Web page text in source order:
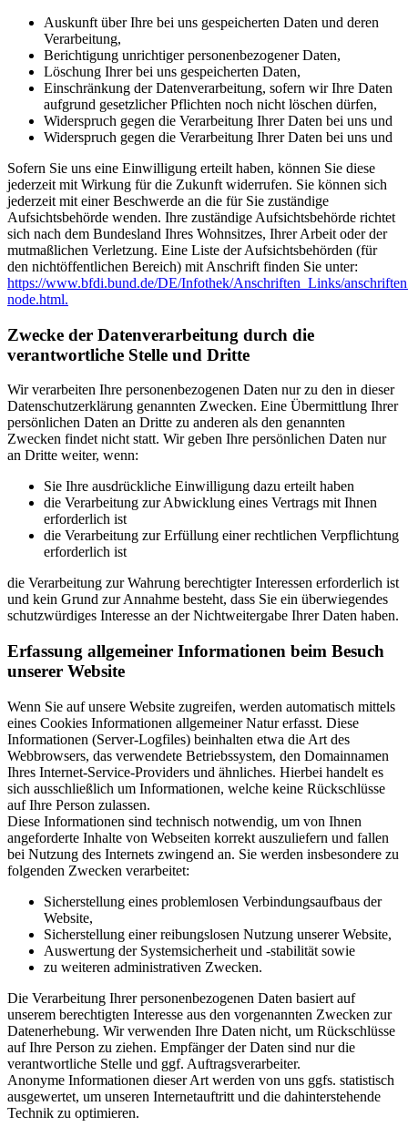
Auskunft über Ihre bei uns gespeicherten Daten und deren
Verarbeitung,
Berichtigung unrichtiger personenbezogener Daten,
Löschung Ihrer bei uns gespeicherten Daten,
Einschränkung der Datenverarbeitung, sofern wir Ihre Daten
aufgrund gesetzlicher Pflichten noch nicht löschen dürfen,
Widerspruch gegen die Verarbeitung Ihrer Daten bei uns und
Widerspruch gegen die Verarbeitung Ihrer Daten bei uns und
Sofern Sie uns eine Einwilligung erteilt haben, können Sie diese
jederzeit mit Wirkung für die Zukunft widerrufen. Sie können sich
jederzeit mit einer Beschwerde an die für Sie zuständige
Aufsichtsbehörde wenden. Ihre zuständige Aufsichtsbehörde richtet
sich nach dem Bundesland Ihres Wohnsitzes, Ihrer Arbeit oder der
mutmaßlichen Verletzung. Eine Liste der Aufsichtsbehörden (für
den nichtöffentlichen Bereich) mit Anschrift finden Sie unter:
https://www.bfdi.bund.de/DE/Infothek/Anschriften_Links/
node.html.
Zwecke der Datenverarbeitung durch die
verantwortliche Stelle und Dritte
Wir verarbeiten Ihre personenbezogenen Daten nur zu den in dieser
Datenschutzerklärung genannten Zwecken. Eine Übermittlung Ihrer
persönlichen Daten an Dritte zu anderen als den genannten
Zwecken findet nicht statt. Wir geben Ihre persönlichen Daten nur
an Dritte weiter, wenn:
Sie Ihre ausdrückliche Einwilligung dazu erteilt haben
die Verarbeitung zur Abwicklung eines Vertrags mit Ihnen
erforderlich ist
die Verarbeitung zur Erfüllung einer rechtlichen Verpflichtung
erforderlich ist
die Verarbeitung zur Wahrung berechtigter Interessen erforderlich ist
und kein Grund zur Annahme besteht, dass Sie ein überwiegendes
schutzwürdiges Interesse an der Nichtweitergabe Ihrer Daten haben.
Erfassung allgemeiner Informationen beim Besuch
unserer Website
Wenn Sie auf unsere Website zugreifen, werden automatisch mittels
eines Cookies Informationen allgemeiner Natur erfasst. Diese
Informationen (Server-Logfiles) beinhalten etwa die Art des
Webbrowsers, das verwendete Betriebssystem, den Domainnamen
Ihres Internet-Service-Providers und ähnliches. Hierbei handelt es
sich ausschließlich um Informationen, welche keine Rückschlüsse
auf Ihre Person zulassen.
Diese Informationen sind technisch notwendig, um von Ihnen
angeforderte Inhalte von Webseiten korrekt auszuliefern und fallen
bei Nutzung des Internets zwingend an. Sie werden insbesondere zu
folgenden Zwecken verarbeitet:
Sicherstellung eines problemlosen Verbindungsaufbaus der
Website,
Sicherstellung einer reibungslosen Nutzung unserer Website,
Auswertung der Systemsicherheit und -stabilität sowie
zu weiteren administrativen Zwecken.
Die Verarbeitung Ihrer personenbezogenen Daten basiert auf
unserem berechtigten Interesse aus den vorgenannten Zwecken zur
Datenerhebung. Wir verwenden Ihre Daten nicht, um Rückschlüsse
auf Ihre Person zu ziehen. Empfänger der Daten sind nur die
verantwortliche Stelle und ggf. Auftragsverarbeiter.
Anonyme Informationen dieser Art werden von uns ggfs. statistisch
ausgewertet, um unseren Internetauftritt und die dahinterstehende
Technik zu optimieren.